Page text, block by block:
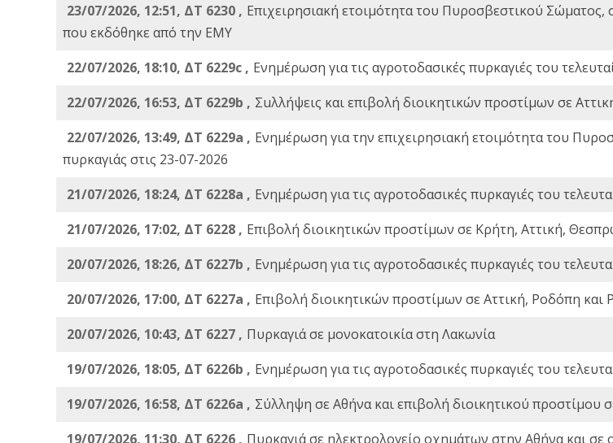
23/07/2026, 12:51, ΔΤ 6230 , Επιχειρησιακή ετοιμότητα του Πυροσβεστικού
που εκδόθηκε από την ΕΜΥ
22/07/2026, 18:10, ΔΤ 6229c , Ενημέρωση για τις αγροτοδασικές πυρκαγιές του
22/07/2026, 16:53, ΔΤ 6229b , Σuλλήψεις και επιβολή διοικητικών προστίμων σε
22/07/2026, 13:49, ΔΤ 6229a , Ενημέρωση για την επιχειρησιακή ετοιμότητα του
πυρκαγιάς στις 23-07-2026
21/07/2026, 18:24, ΔΤ 6228a , Ενημέρωση για τις αγροτοδασικές πυρκαγιές του
21/07/2026, 17:02, ΔΤ 6228 , Επιβολή διοικητικών προστίμων σε Κρήτη, Αττική,
20/07/2026, 18:26, ΔΤ 6227b , Ενημέρωση για τις αγροτοδασικές πυρκαγιές του
20/07/2026, 17:00, ΔΤ 6227a , Επιβολή διοικητικών προστίμων σε Αττική, Ροδόπη και
20/07/2026, 10:43, ΔΤ 6227 , Πυρκαγιά σε μονοκατοικία στη Λακωνία
19/07/2026, 18:05, ΔΤ 6226b , Ενημέρωση για τις αγροτοδασικές πυρκαγιές του
19/07/2026, 16:58, ΔΤ 6226a , Σύλληψη σε Αθήνα και επιβολή διοικητικού προστίμου
19/07/2026, 11:30, ΔΤ 6226 , Πυρκαγιά σε ηλεκτρολογείο οχημάτων στην Αθήνα και σε